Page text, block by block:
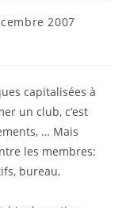
2007
capitalisées à
un club, c’est
… Mais
les membres:
bureau,